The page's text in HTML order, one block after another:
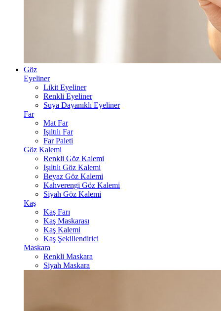
Göz
Eyeliner
Likit Eyeliner
Renkli Eyeliner
Suya Dayanıklı Eyeliner
Far
Mat Far
Işıltılı Far
Far Paleti
Göz Kalemi
Renkli Göz Kalemi
Işıltılı Göz Kalemi
Beyaz Göz Kalemi
Kahverengi Göz Kalemi
Siyah Göz Kalemi
Kaş
Kaş Farı
Kaş Maskarası
Kaş Kalemi
Kaş Şekillendirici
Maskara
Renkli Maskara
Siyah Maskara